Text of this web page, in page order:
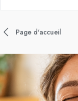
Page d'accueil